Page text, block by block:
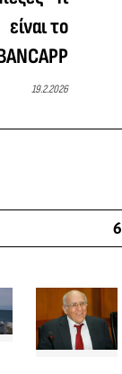
είναι το
19.2.2026
6